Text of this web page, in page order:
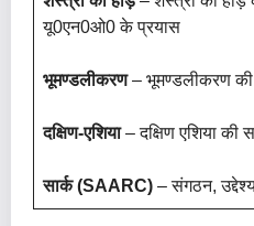
यू0एन0ओ0 के प्रयास
भूमण्डलीकरण– भूमण्डलीकरण
दक्षिण-एशिया– दक्षिण एशिया की
सार्क (SAARC) – संगठन,